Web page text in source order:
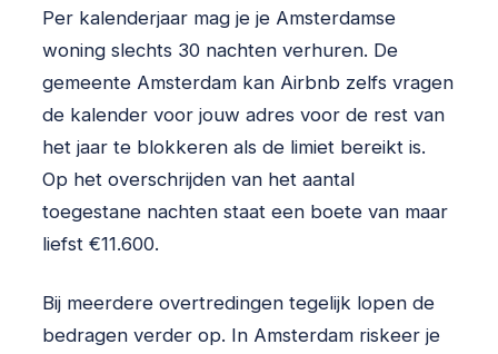
Per kalenderjaar mag je je Amsterdamse
woning slechts 30 nachten verhuren. De
gemeente Amsterdam kan Airbnb zelfs vragen
de kalender voor jouw adres voor de rest van
het jaar te blokkeren als de limiet bereikt is.
Op het overschrijden van het aantal
toegestane nachten staat een boete van maar
liefst €11.600.
Bij meerdere overtredingen tegelijk lopen de
bedragen verder op. In Amsterdam riskeer je